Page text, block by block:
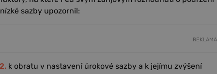
nízké sazby upozornil:
REKLAMA
k obratu v nastavení úrokové sazby a k jejímu zvýšení